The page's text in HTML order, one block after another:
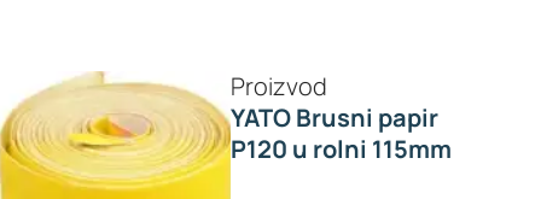
Proizvod
YATO Brusni papir
P120 u rolni 115mm